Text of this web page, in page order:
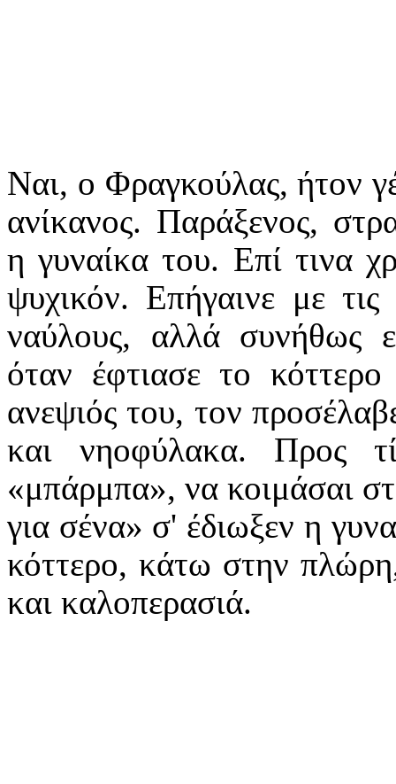
Ναι, ο Φραγκούλας, ήτον
ανίκανος. Παράξενος,
η γυναίκα του. Επί τινα
ψυχικόν. Επήγαινε με
ναύλους, αλλά συνήθως
όταν έφτιασε το
ανεψιός του, τον
και νηοφύλακα. Προς
«μπάρμπα», να κοιμάσαι
για σένα» σ' έδιωξεν η
κόττερο, κάτω στην
και καλοπερασιά.